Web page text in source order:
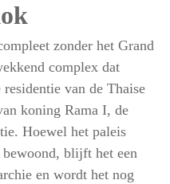
zonder het Grand
complex dat
van de Thaise
koning Rama I, de
Hoewel het paleis
blijft het een
en wordt het nog